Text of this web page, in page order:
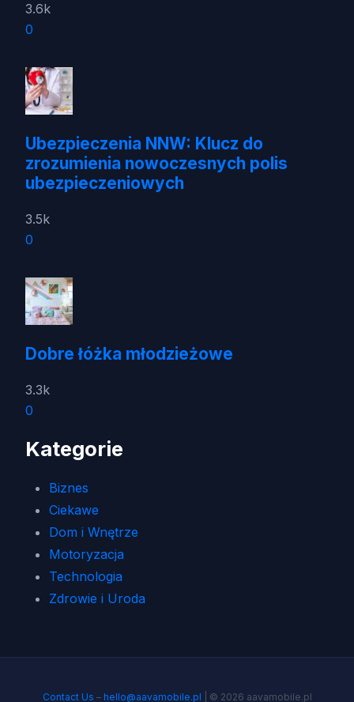
3.6k
0
Ubezpieczenia NNW: Klucz do
zrozumienia nowoczesnych polis
ubezpieczeniowych
3.5k
0
Dobre łóżka młodzieżowe
3.3k
0
Kategorie
Biznes
Ciekawe
Dom i Wnętrze
Motoryzacja
Technologia
Zdrowie i Uroda
Contact Us – hello@aavamobile.pl | © 2026 aavamobile.pl